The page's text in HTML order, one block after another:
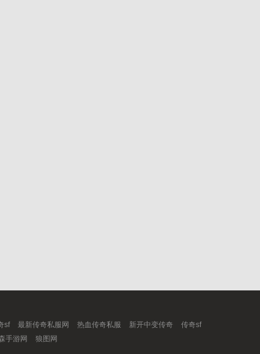
sf 最新传奇私服网 热血传奇私服 新开中变传奇
传奇sf
手游网 狼图网